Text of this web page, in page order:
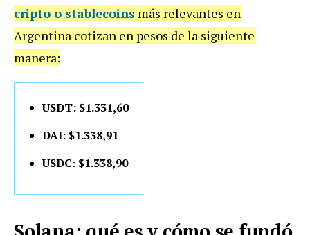
cripto o stablecoins más relevantes en
Argentina cotizan en pesos de la siguiente
manera:
USDT: $1.331,60
DAI: $1.338,91
USDC: $1.338,90